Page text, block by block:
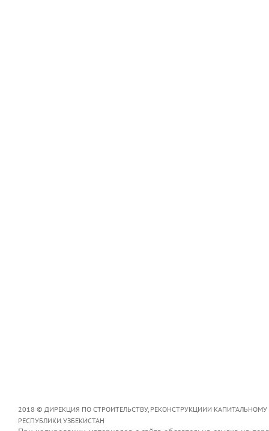
2018 © ДИРЕКЦИЯ ПО СТРОИТЕЛЬСТВУ, РЕКОНСТРУКЦИИИ
РЕСПУБЛИКИ УЗБЕКИСТАН